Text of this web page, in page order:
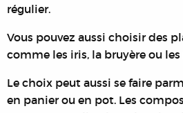
régulier.
Vous pouvez aussi choisir des
comme les iris, la bruyère ou
Le choix peut aussi se faire
en panier ou en pot. Les